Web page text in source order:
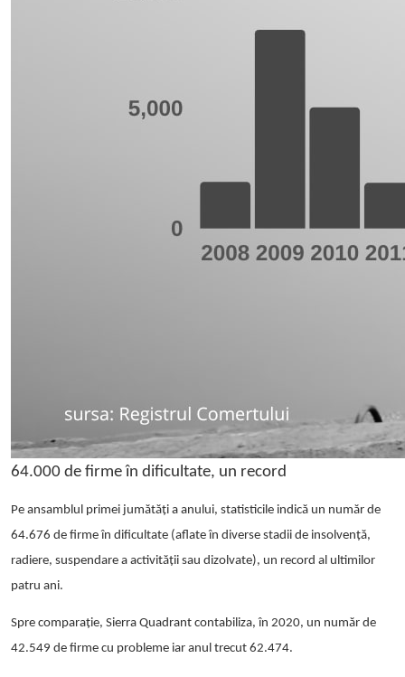
64.000 de firme în dificultate, un record
Pe ansamblul primei jumătăți a anului, statisticile indică un număr de
64.676 de firme în dificultate (aflate în diverse stadii de insolvență,
radiere, suspendare a activității sau dizolvate), un record al ultimilor
patru ani.
Spre comparație, Sierra Quadrant contabiliza, în 2020, un număr de
42.549 de firme cu probleme iar anul trecut 62.474.